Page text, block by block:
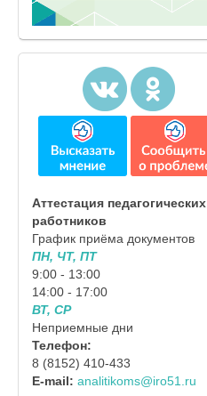
Аттестация педагогических
работников
График приёма документов
ПН, ЧТ, ПТ
9:00 - 13:00
14:00 - 17:00
ВТ, СР
Неприемные дни
Телефон:
8 (8152) 410-433
E-mail: analitikoms@iro51.ru